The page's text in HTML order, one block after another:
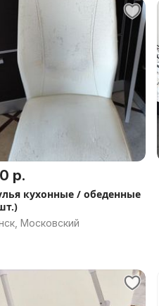
р.
кухонные / обеденные
Московский